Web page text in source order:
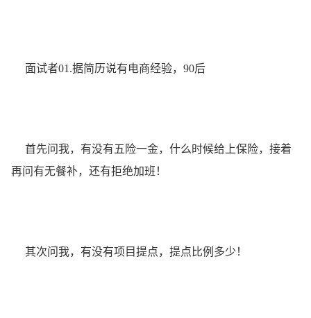
面试者01.据简历说有电商经验，90后
首先问我，有没有五险一金，什么时候给上保险，接着
再问有无餐补，还有拒绝加班！
其次问我，有没有项目提点，提点比例多少！